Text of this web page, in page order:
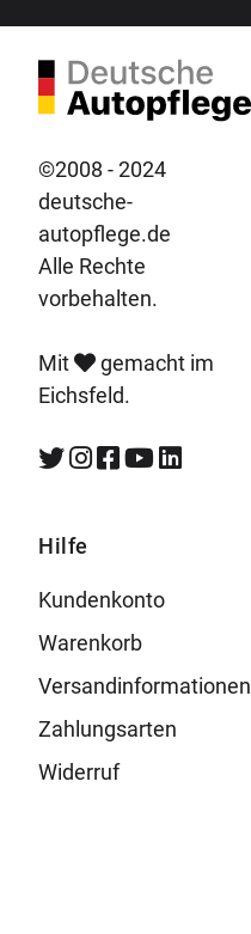
©2008 - 2024
deutsche-
autopflege.de
Alle Rechte
vorbehalten.
Mit
gemacht im
Eichsfeld.
Hilfe
Kundenkonto
Warenkorb
Versandinformationen
Zahlungsarten
Widerruf